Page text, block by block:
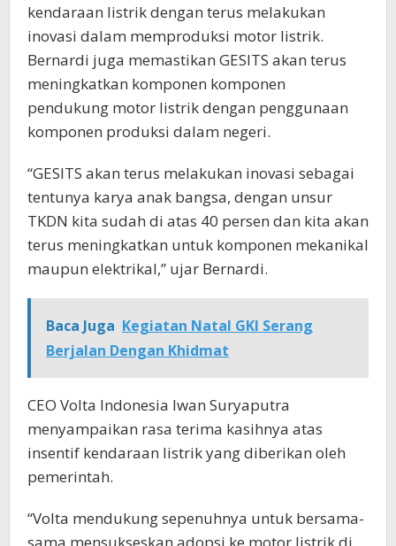
kendaraan listrik dengan terus melakukan
inovasi dalam memproduksi motor listrik.
Bernardi juga memastikan GESITS akan terus
meningkatkan komponen komponen
pendukung motor listrik dengan penggunaan
komponen produksi dalam negeri.
“GESITS akan terus melakukan inovasi sebagai
tentunya karya anak bangsa, dengan unsur
TKDN kita sudah di atas 40 persen dan kita akan
terus meningkatkan untuk komponen mekanikal
maupun elektrikal,” ujar Bernardi.
Baca Juga Kegiatan Natal GKI Serang
Berjalan Dengan Khidmat
CEO Volta Indonesia Iwan Suryaputra
menyampaikan rasa terima kasihnya atas
insentif kendaraan listrik yang diberikan oleh
pemerintah.
“Volta mendukung sepenuhnya untuk bersama-